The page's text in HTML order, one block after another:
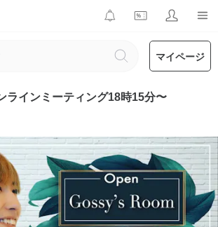
マイページ
ラインミーティング18時15分〜